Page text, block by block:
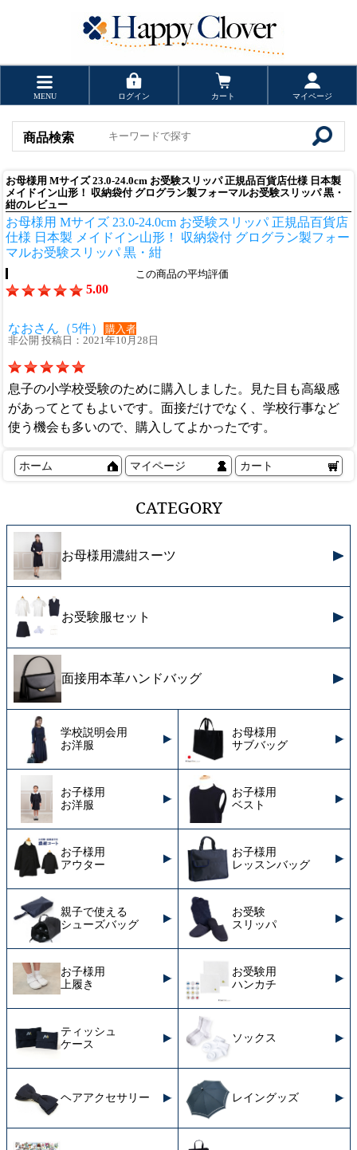
MENU ログイン カート マイページ
商品検索
お母様用 Mサイズ 23.0-24.0cm お受験スリッパ 正規品百貨店仕様 日本製
メイドイン山形！ 収納袋付 グログラン製フォーマルお受験スリッパ 黒・
紺のレビュー
お母様用 Mサイズ 23.0-24.0cm お受験スリッパ 正規品百貨店
仕様 日本製 メイドイン山形！ 収納袋付 グログラン製フォー
マルお受験スリッパ 黒・紺
この商品の平均評価
5.00
なおさん（5件）
購入者
非公開 投稿日：2021年10月28日
息子の小学校受験のために購入しました。見た目も高級感
があってとてもよいです。面接だけでなく、学校行事など
使う機会も多いので、購入してよかったです。
ホーム マイページ カート
CATEGORY
お母様用濃紺スーツ
お受験服セット
面接用本革ハンドバッグ
学校説明会用
お洋服
お母様用
サブバッグ
お子様用
お洋服
お子様用
ベスト
お子様用
アウター
お子様用
レッスンバッグ
親子で使える
シューズバッグ
お受験
スリッパ
お子様用
上履き
お受験用
ハンカチ
ティッシュ
ケース
ソックス
ヘアアクセサリー レイングッズ